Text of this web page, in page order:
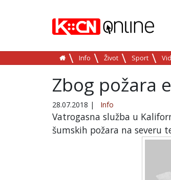
Info Život Sport
Zbog požara
28.07.2018 | Info
Vatrogasna služba u
šumskih požara na severu